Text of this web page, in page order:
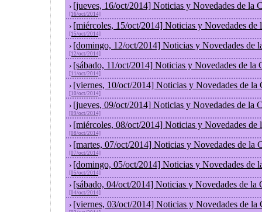
› [jueves, 16/oct/2014] Noticias y Novedades de la
[16/oct/2014]
› [miércoles, 15/oct/2014] Noticias y Novedades de
[15/oct/2014]
› [domingo, 12/oct/2014] Noticias y Novedades de
[12/oct/2014]
› [sábado, 11/oct/2014] Noticias y Novedades de la
[11/oct/2014]
› [viernes, 10/oct/2014] Noticias y Novedades de la
[10/oct/2014]
› [jueves, 09/oct/2014] Noticias y Novedades de la
[09/oct/2014]
› [miércoles, 08/oct/2014] Noticias y Novedades de
[08/oct/2014]
› [martes, 07/oct/2014] Noticias y Novedades de la
[07/oct/2014]
› [domingo, 05/oct/2014] Noticias y Novedades de
[05/oct/2014]
› [sábado, 04/oct/2014] Noticias y Novedades de la
[04/oct/2014]
› [viernes, 03/oct/2014] Noticias y Novedades de la